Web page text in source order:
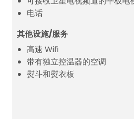
电话
其他设施/服务
高速 Wifi
带有独立控温器的空调
熨斗和熨衣板